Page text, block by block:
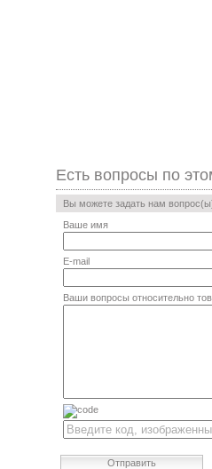
Есть вопросы по
Вы можете задать нам
Ваше имя
E-mail
Ваши вопросы относительно
Отправить